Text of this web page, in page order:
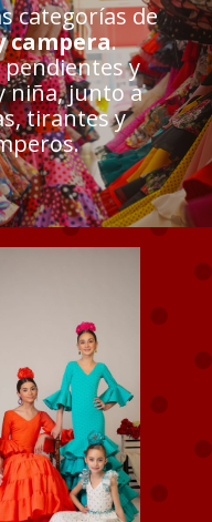
categorías de
campera.
y
niña, junto a
tirantes y